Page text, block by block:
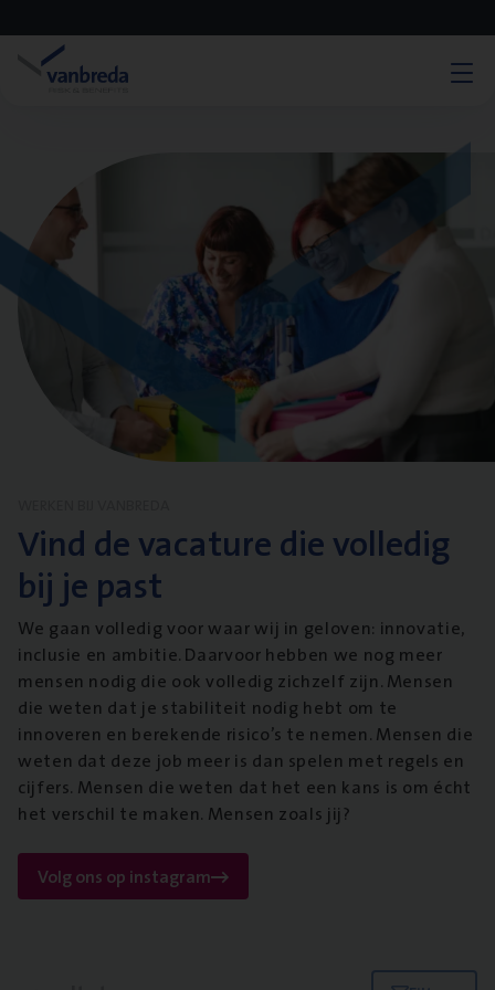
Vind de vacature die volledig
bij je past
We gaan volledig voor waar wij in geloven: innovatie,
inclusie en ambitie. Daarvoor hebben we nog meer
mensen nodig die ook volledig zichzelf zijn. Mensen
die weten dat je stabiliteit nodig hebt om te
innoveren en berekende risico’s te nemen. Mensen die
weten dat deze job meer is dan spelen met regels en
cijfers. Mensen die weten dat het een kans is om écht
het verschil te maken. Mensen zoals jij?
Volg ons op instagram